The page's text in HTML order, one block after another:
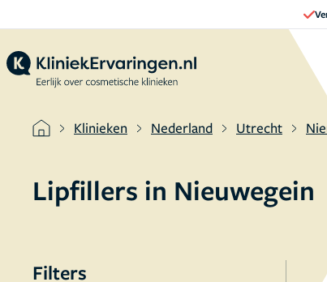
Klinieken Nederland Utrecht
Lipfillers in Nieuwegein
Filters